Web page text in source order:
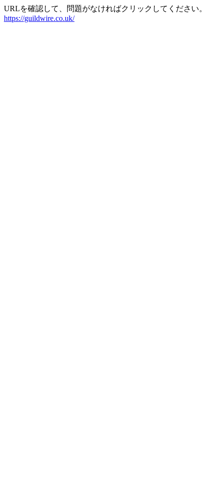
URLを確認して、問題がなければクリックしてください。
https://guildwire.co.uk/